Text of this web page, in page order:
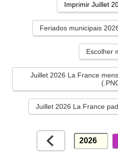
Imprimir Juillet
Feriados municipais
Escolher
Juillet 2026 La France
Juillet 2026 La France